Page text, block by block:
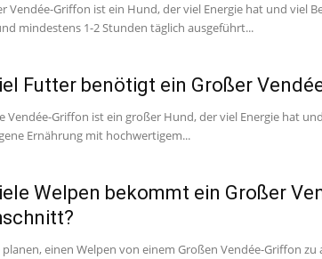
Vendée-Griffon ist ein Hund, der viel Energie hat und viel
mindestens 1-2 Stunden täglich ausgeführt...
Futter benötigt ein Großer
Vendée-Griffon ist ein großer Hund, der viel Energie hat
Ernährung mit hochwertigem...
Welpen bekommt ein Großer
planen, einen Welpen von einem Großen Vendée-Griffon